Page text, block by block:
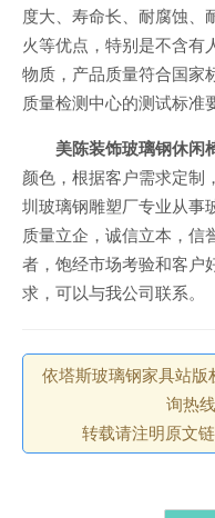
度大、寿命长、耐腐蚀、
火等优点，特别是不含有
物质，产品质量符合国家
质量检测中心的测试标准
美陈装饰玻璃钢休闲
颜色，根据客户需求定制
圳玻璃钢雕塑厂专业从事
质量立企，诚信立本，信
者，饱经市场考验和客户
求，可以与我公司联系。
依塔斯玻璃钢家具站
询热
转载请注明原文链